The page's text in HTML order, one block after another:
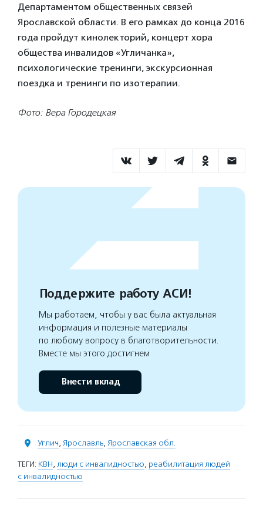
Департаментом общественных связей
Ярославской области. В его рамках до конца 2016
года пройдут кинолекторий, концерт хора
общества инвалидов «Угличанка»,
психологические тренинги, экскурсионная
поездка и тренинги по изотерапии.
Фото: Вера Городецкая
Поддержите работу АСИ!
Мы работаем, чтобы у вас была актуальная
информация и полезные материалы
по любому вопросу в благотворительности.
Вместе мы этого достигнем
Внести вклад
Углич, Ярославль, Ярославская обл.
ТЕГИ: КВН, люди с инвалидностью, реабилитация людей
с инвалидностью